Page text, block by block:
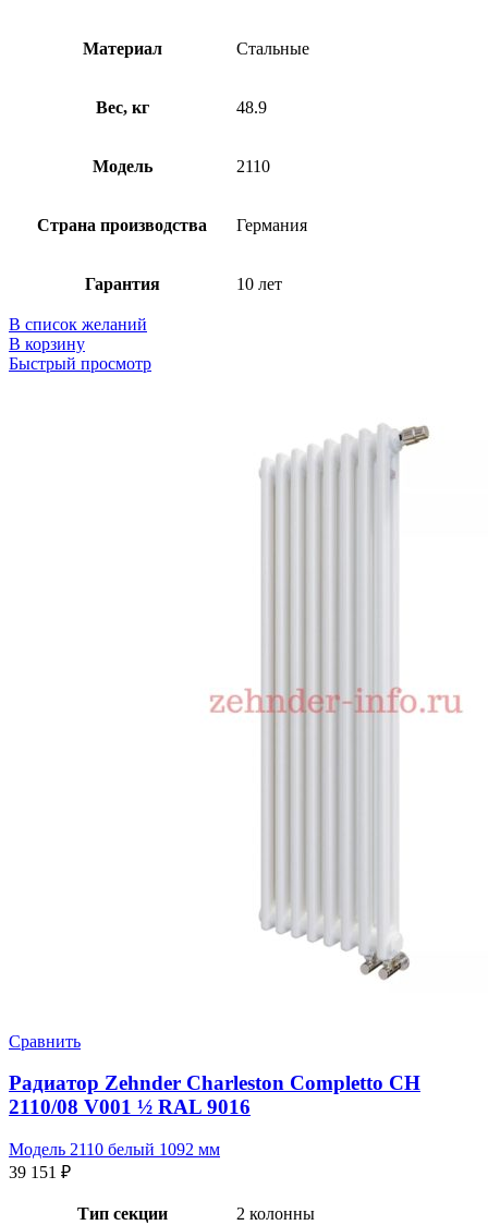
Материал Стальные
Вес, кг 48.9
Модель 2110
Страна производства Германия
Гарантия 10 лет
В список желаний
В корзину
Быстрый просмотр
Сравнить
Радиатор Zehnder Charleston Completto CH
2110/08 V001 ½ RAL 9016
Модель 2110 белый 1092 мм
39 151 ₽
Тип секции 2 колонны